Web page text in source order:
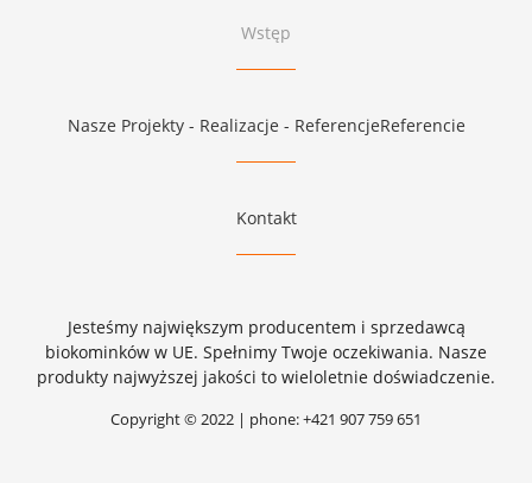
Wstęp
Nasze Projekty - Realizacje - ReferencjeReferencie
Kontakt
Jesteśmy największym producentem i sprzedawcą
biokominków w UE. Spełnimy Twoje oczekiwania. Nasze
produkty najwyższej jakości to wieloletnie doświadczenie.
Copyright © 2022 | phone: +421 907 759 651